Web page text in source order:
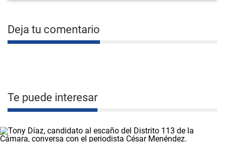
Deja tu comentario
Te puede interesar